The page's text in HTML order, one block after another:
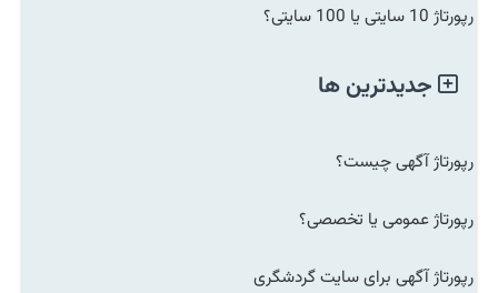
رپورتاژ 10 سایتی یا 100 سایتی؟
جدیدترین ها
رپورتاژ آگهی چیست؟
رپورتاژ عمومی یا تخصصی؟
رپورتاژ آگهی برای سایت گردشگری